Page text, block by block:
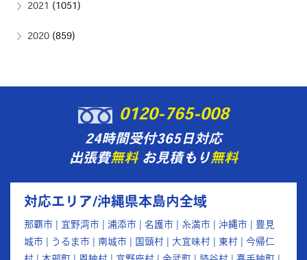
2021 (1051)
2020 (859)
0120-765-008
24時間受付365日対応
出張費無料お見積もり無料
対応エリア/沖縄県本島内全域
那覇市 | 宜野湾市 | 浦添市 | 名護市 | 糸満市 | 沖縄市 | 豊見
城市 | うるま市 | 南城市 | 国頭村 | 大宜味村 | 東村 | 今帰仁